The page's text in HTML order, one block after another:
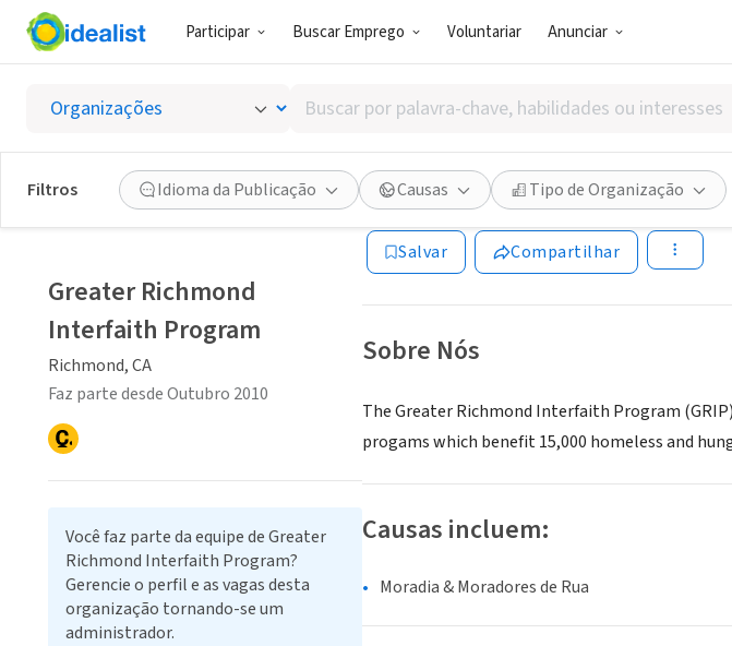
Participar Buscar Emprego Voluntariar Anunciar
Buscar
por
palavra-
chave,
habilidades
ou
interesses
Filtros Idioma da Publicação Causas Tipo de Organização
Greater Richmond
Richmond, CA| www.gripcommunity.org
Salvar Compartilhar
Sobre Nós
The Greater Richmond Interfaith Program
progams which benefit 15,000 homeless and
Causas incluem:
Moradia & Moradores de Rua
Greater Richmond
Interfaith Program
Richmond, CA
Faz parte desde Outubro 2010
Você faz parte da equipe de Greater
Richmond Interfaith Program?
Gerencie o perfil e as vagas desta
organização tornando-se um
administrador.